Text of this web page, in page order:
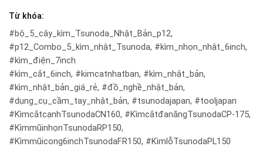
Từ khóa:
#bộ_5_cây_kìm_Tsunoda_Nhật_Bản_p12,
#p12_Combo_5_kìm_nhật_Tsunoda, #kìm_nhọn_nhật_6inch,
#kìm_điện_7inch
#kìm_cắt_6inch, #kimcatnhatban, #kìm_nhật_bản,
#kìm_nhật_bản_giá_rẻ, #đồ_nghề_nhật_bản,
#dụng_cụ_cầm_tay_nhật_bản, #tsunodajapan, #tooljapan
#KìmcắtcạnhTsunodaCN160, #KìmcắtđanăngTsunodaCP-175,
#KìmmũinhọnTsunodaRP150,
#Kìmmũicong6inchTsunodaFR150, #KìmlỗTsunodaPL150